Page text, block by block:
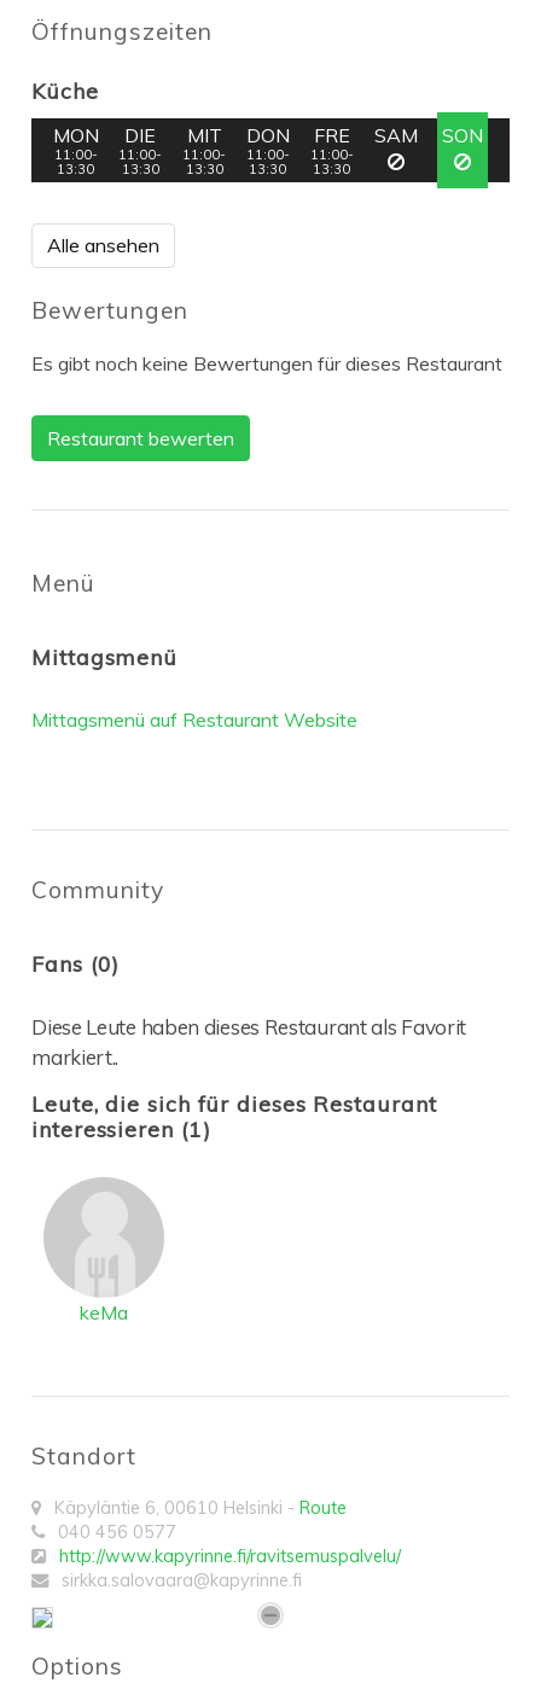
Öffnungszeiten
Küche
MON
11:00-
13:30
DIE
11:00-
13:30
MIT
11:00-
13:30
DON
11:00-
13:30
FRE
11:00-
13:30
SAM SON
Alle ansehen
Bewertungen
Es gibt noch keine Bewertungen für dieses Restaurant
Restaurant bewerten
Menü
Mittagsmenü
Mittagsmenü auf Restaurant Website
Community
Fans (0)
Diese Leute haben dieses Restaurant als Favorit
markiert..
Leute, die sich für dieses Restaurant
interessieren (1)
keMa
Standort
Käpyläntie 6, 00610 Helsinki -Route
040 456 0577
http://www.kapyrinne.fi/ravitsemuspalvelu/
sirkka.salovaara@kapyrinne.fi
Options